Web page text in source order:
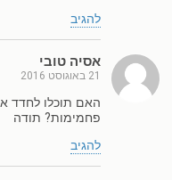
להגיב
אסיה טובי
21 באוגוסט 2016
האם תוכלו לחדד
פחמימות? תודה
להגיב